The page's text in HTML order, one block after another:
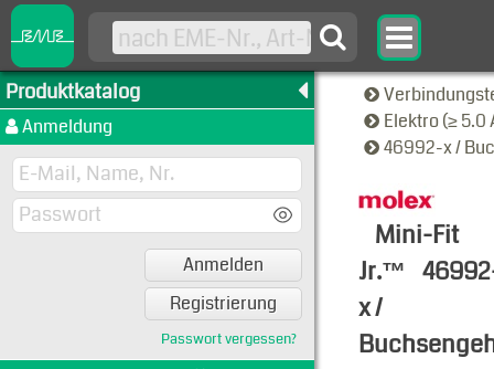
Produktkatalog
Anmeldung
Anmelden
Registrierung
Passwort vergessen?
Elektro (≥ 5.0
46992-x /
Mini-Fit
Jr.™
x /